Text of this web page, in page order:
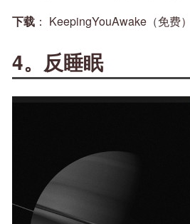
下载 ： KeepingYouAwake（免费）
4。反睡眠